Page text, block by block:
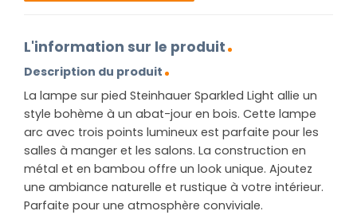
L'information sur le produit
Description du produit
La lampe sur pied Steinhauer Sparkled Light allie un
style bohème à un abat-jour en bois. Cette lampe
arc avec trois points lumineux est parfaite pour les
salles à manger et les salons. La construction en
métal et en bambou offre un look unique. Ajoutez
une ambiance naturelle et rustique à votre intérieur.
Parfaite pour une atmosphère conviviale.